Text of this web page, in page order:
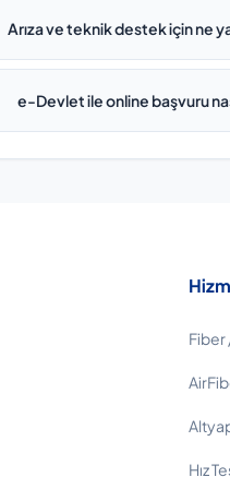
Arıza ve teknik destek için ne
e-Devlet ile online başvuru
Fiber
Hız